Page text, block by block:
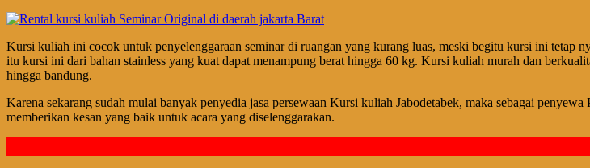
Kursi kuliah ini cocok untuk penyelenggaraan seminar di ruangan yang kurang luas, meski begitu kursi ini tetap
itu kursi ini dari bahan stainless yang kuat dapat menampung berat hingga 60 kg. Kursi kuliah murah dan
hingga bandung.
Karena sekarang sudah mulai banyak penyedia jasa persewaan Kursi kuliah Jabodetabek, maka sebagai
memberikan kesan yang baik untuk acara yang diselenggarakan.